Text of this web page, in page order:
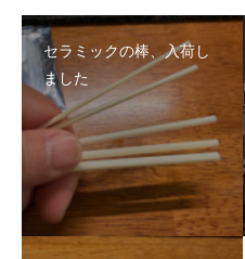
セラミックの棒、入荷し
ました